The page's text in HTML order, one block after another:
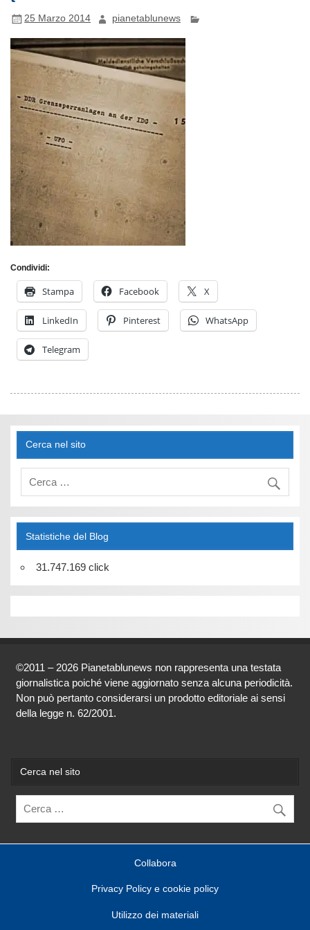
25 Marzo 2014 pianetablunews
Condividi:
Stampa Facebook X
LinkedIn Pinterest WhatsApp
Telegram
Cerca nel sito
Statistiche del Blog
31.747.169 click
©2011 – 2026 Pianetablunews non rappresenta una testata
giornalistica poiché viene aggiornato senza alcuna periodicità.
Non può pertanto considerarsi un prodotto editoriale ai sensi
della legge n. 62/2001.
Cerca nel sito
Collabora
Privacy Policy e cookie policy
Utilizzo dei materiali